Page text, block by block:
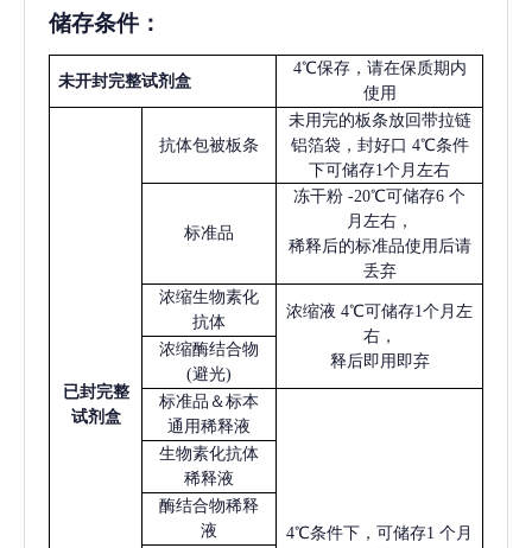
储存条件：
未开封完整试剂盒
4℃保存，请在保质期内
使用
已封完整
试剂盒
抗体包被板条
未用完的板条放回带拉链
铝箔袋，封好口 4℃条件
下可储存1个月左右
标准品
冻干粉 -20℃可储存6 个
月左右，
稀释后的标准品使用后请
丢弃
浓缩生物素化
抗体
浓缩液 4℃可储存1个月左
右，
释后即用即弃
浓缩酶结合物
(避光)
标准品＆标本
通用稀释液
4℃条件下，可储存1 个月
生物素化抗体
稀释液
酶结合物稀释
液